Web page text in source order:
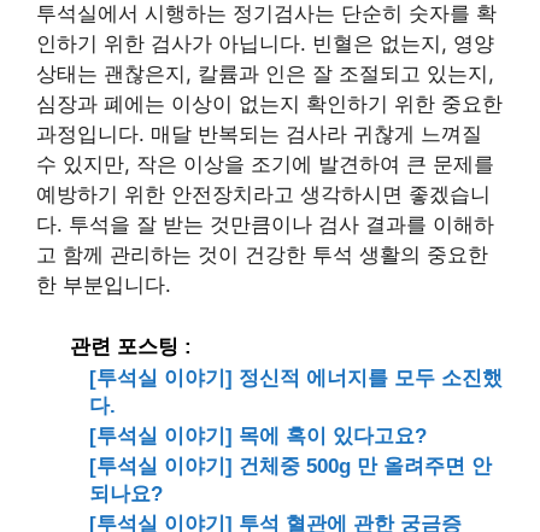
투석실에서 시행하는 정기검사는 단순히 숫자를 확
인하기 위한 검사가 아닙니다. 빈혈은 없는지, 영양
상태는 괜찮은지, 칼륨과 인은 잘 조절되고 있는지,
심장과 폐에는 이상이 없는지 확인하기 위한 중요한
과정입니다. 매달 반복되는 검사라 귀찮게 느껴질
수 있지만, 작은 이상을 조기에 발견하여 큰 문제를
예방하기 위한 안전장치라고 생각하시면 좋겠습니
다. 투석을 잘 받는 것만큼이나 검사 결과를 이해하
고 함께 관리하는 것이 건강한 투석 생활의 중요한
한 부분입니다.
관련 포스팅 :
[투석실 이야기] 정신적 에너지를 모두 소진했
다.
[투석실 이야기] 목에 혹이 있다고요?
[투석실 이야기] 건체중 500g 만 올려주면 안
되나요?
[투석실 이야기] 투석 혈관에 관한 궁금증